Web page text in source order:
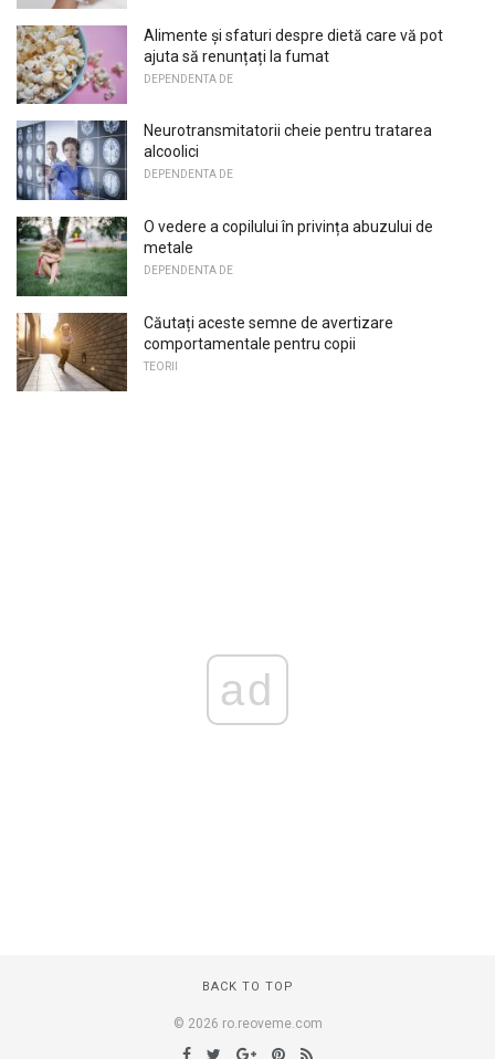
Alimente și sfaturi despre dietă care vă pot
ajuta să renunțați la fumat
DEPENDENTA DE
Neurotransmitatorii cheie pentru tratarea
alcoolici
DEPENDENTA DE
O vedere a copilului în privința abuzului de
metale
DEPENDENTA DE
Căutați aceste semne de avertizare
comportamentale pentru copii
TEORII
ad
BACK TO TOP
© 2026 ro.reoveme.com